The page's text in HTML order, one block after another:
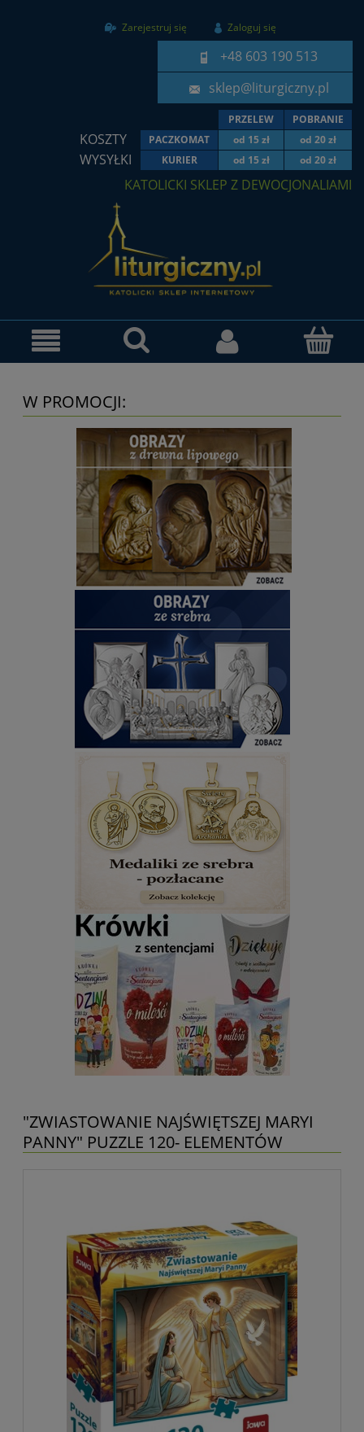
Zarejestruj się Zaloguj się
+48 603 190 513
sklep@liturgiczny.pl
PRZELEW POBRANIE
KOSZTY PACZKOMAT od 15 zł od 20 zł
WYSYŁKI KURIER od 15 zł od 20 zł
KATOLICKI SKLEP Z DEWOCJONALIAMI
W PROMOCJI:
"ZWIASTOWANIE NAJŚWIĘTSZEJ MARYI
PANNY" PUZZLE 120- ELEMENTÓW